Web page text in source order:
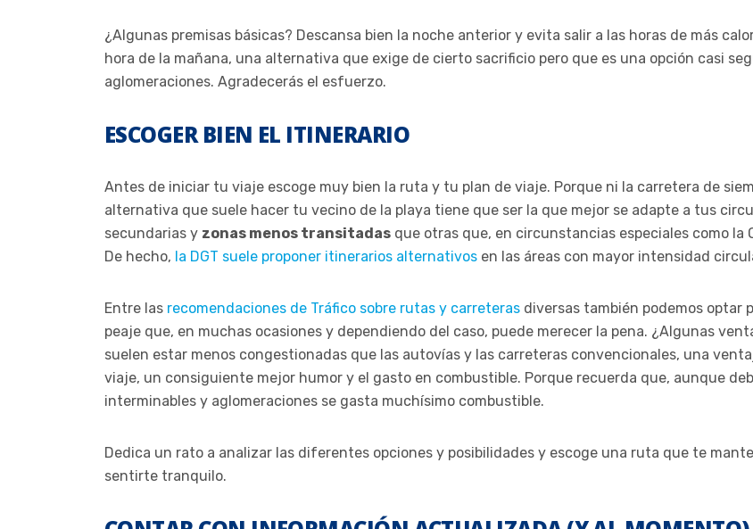
¿Algunas premisas básicas? Descansa bien la noche anterior y evita salir a las horas de más
hora de la mañana, una alternativa que exige de cierto sacrificio pero que es una opción casi
aglomeraciones. Agradecerás el esfuerzo.
ESCOGER BIEN EL ITINERARIO
Antes de iniciar tu viaje escoge muy bien la ruta y tu plan de viaje. Porque ni la carretera de
alternativa que suele hacer tu vecino de la playa tiene que ser la que mejor se adapte a tus
secundarias y zonas menos transitadas que otras que, en circunstancias especiales como la
De hecho, la DGT suele proponer itinerarios alternativos en las áreas con mayor intensidad
Entre las recomendaciones de Tráfico sobre rutas y carreteras diversas también podemos optar
peaje que, en muchas ocasiones y dependiendo del caso, puede merecer la pena. ¿Algunas
suelen estar menos congestionadas que las autovías y las carreteras convencionales, una
viaje, un consiguiente mejor humor y el gasto en combustible. Porque recuerda que, aunque
interminables y aglomeraciones se gasta muchísimo combustible.
Dedica un rato a analizar las diferentes opciones y posibilidades y escoge una ruta que te
sentirte tranquilo.